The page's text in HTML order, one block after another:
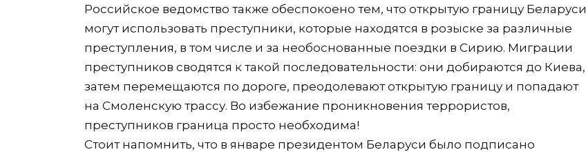
Российское ведомство также обеспокоено тем, что открытую границу Беларуси
могут использовать преступники, которые находятся в розыске за различные
преступления, в том числе и за необоснованные поездки в Сирию. Миграции
преступников сводятся к такой последовательности: они добираются до Киева,
затем перемещаются по дороге, преодолевают открытую границу и попадают
на Смоленскую трассу. Во избежание проникновения террористов,
преступников граница просто необходима!
Стоит напомнить, что в январе президентом Беларуси было подписано